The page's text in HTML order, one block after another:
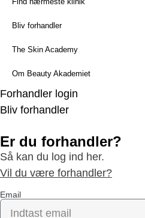
Bliv forhandler
The Skin Academy
Om Beauty Akademiet
Forhandler login
Bliv forhandler
Er du forhandler?
Så kan du log ind her.
Vil du være forhandler?
Email